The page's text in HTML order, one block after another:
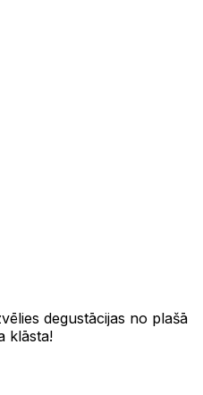
degustācijas no plašā
klāsta!